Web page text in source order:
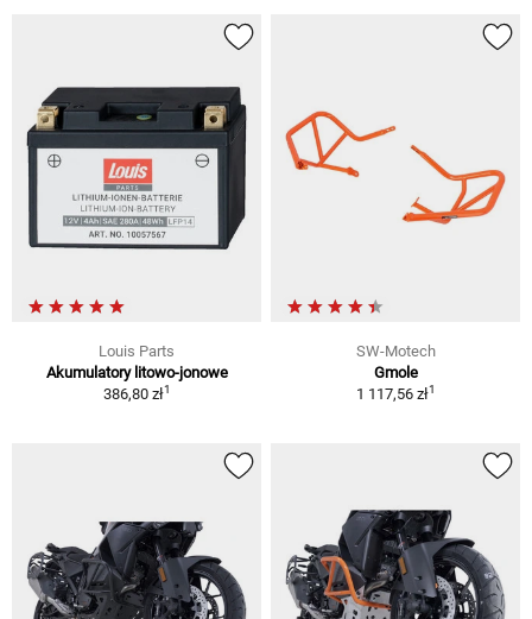
Louis Parts
Akumulatory litowo-jonowe
386,80 zł1
SW-Motech
Gmole
1 117,56 zł1